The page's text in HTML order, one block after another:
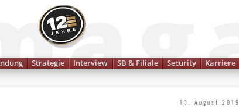
Strategie Interview SB & Filiale Security Karriere
13. August 2019